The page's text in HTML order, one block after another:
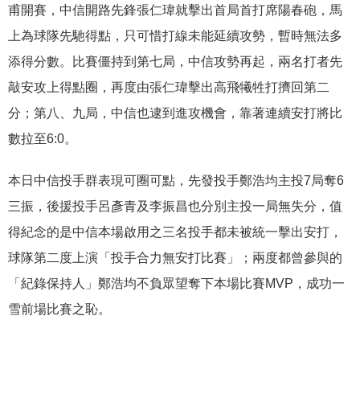
甫開賽，中信開路先鋒張仁瑋就擊出首局首打席陽春砲，馬
上為球隊先馳得點，只可惜打線未能延續攻勢，暫時無法多
添得分數。比賽僵持到第七局，中信攻勢再起，兩名打者先
敲安攻上得點圈，再度由張仁瑋擊出高飛犧牲打擠回第二
分；第八、九局，中信也逮到進攻機會，靠著連續安打將比
數拉至6:0。
本日中信投手群表現可圈可點，先發投手鄭浩均主投7局奪6
三振，後援投手呂彥青及李振昌也分別主投一局無失分，值
得紀念的是中信本場啟用之三名投手都未被統一擊出安打，
球隊第二度上演「投手合力無安打比賽」；兩度都曾參與的
「紀錄保持人」鄭浩均不負眾望奪下本場比賽MVP，成功一
雪前場比賽之恥。